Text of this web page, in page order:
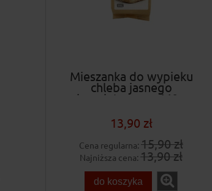
Mieszanka do wypieku
chleba jasnego
bezglutenowy 440g
13,90 zł
Cena regularna: 15,90 zł
Najniższa cena: 13,90 zł
do koszyka